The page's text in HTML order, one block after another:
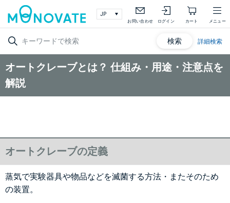
お問い合わせ ログイン カート メニュー
検索 詳細検索
オートクレーブとは？ 仕組み・用途・注意点を
解説
オートクレーブの定義
蒸気で実験器具や物品などを滅菌する方法・またそのため
の装置。